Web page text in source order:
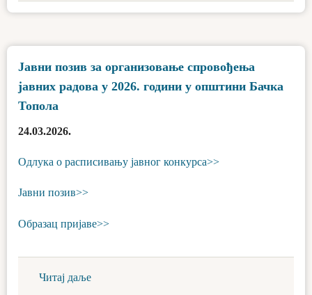
Јавни позив за организовање спровођења
јавних радова у 2026. години у општини Бачка
Топола
24.03.2026.
Одлука о расписивању јавног конкурса>>
Јавни позив>>
Образац пријаве>>
Читај даље